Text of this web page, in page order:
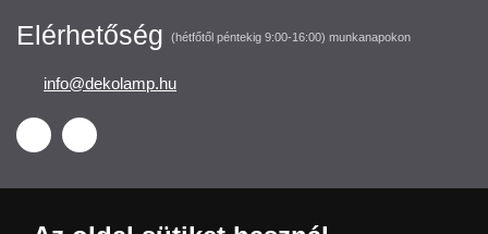
Elérhetőség (hétfőtől péntekig 9:00-16:00) munkanapokon
info@dekolamp.hu